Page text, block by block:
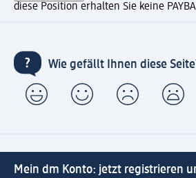
diese Position erhalten Sie keine
Wie gefällt Ihnen diese
Mein dm Konto: jetzt registrieren